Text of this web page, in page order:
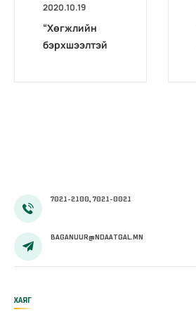
2020.10.19
“Хөгжлийн
бэрхшээлтэй
зохион
7021-2100, 7021-0021
BAGANUUR@NDAATGAL.MN
ХАЯГ